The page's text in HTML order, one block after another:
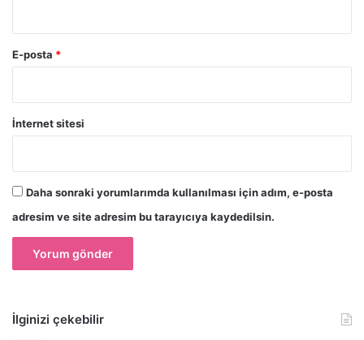
E-posta *
İnternet sitesi
Daha sonraki yorumlarımda kullanılması için adım, e-posta
adresim ve site adresim bu tarayıcıya kaydedilsin.
İlginizi çekebilir